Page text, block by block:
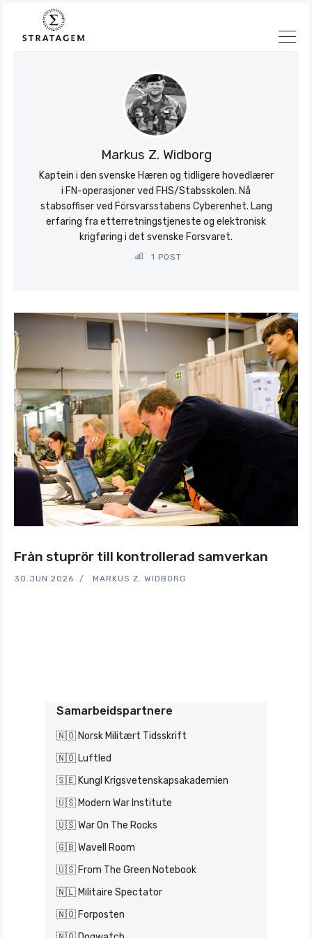
Søk
Stratagem
Markus Z. Widborg
Kaptein i den svenske Hæren og tidligere hovedlærer
i FN-operasjoner ved FHS/Stabsskolen. Nå
stabsoffiser ved Försvarsstabens Cyberenhet. Lang
erfaring fra etterretningstjeneste og elektronisk
krigføring i det svenske Forsvaret.
1 POST
Från stuprör till kontrollerad samverkan
30.JUN.2026 MARKUS Z. WIDBORG
Samarbeidspartnere
🇳🇴 Norsk Militært Tidsskrift
🇳🇴 Luftled
🇸🇪 Kungl Krigsvetenskapsakademien
🇺🇸 Modern War Institute
🇺🇸 War On The Rocks
🇬🇧 Wavell Room
🇺🇸 From The Green Notebook
🇳🇱 Militaire Spectator
🇳🇴 Forposten